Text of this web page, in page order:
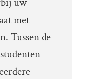
uw
met
Tussen de